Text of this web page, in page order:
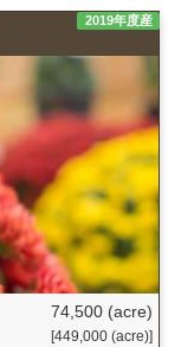
2019年度産
74,500 (acre)
[449,000 (acre)]